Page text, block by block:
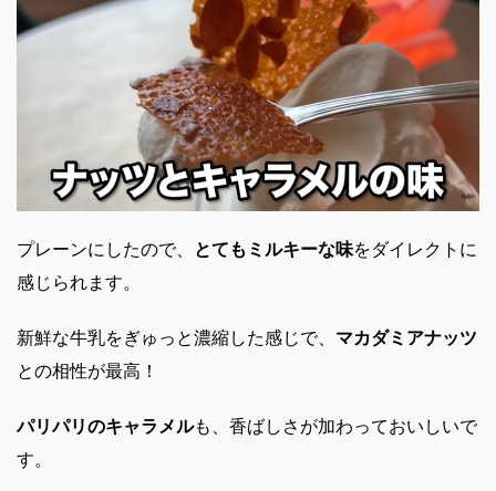
プレーンにしたので、 とてもミルキーな味をダイレクトに
感じられます。
新鮮な牛乳をぎゅっと濃縮した感じで、 マカダミアナッツ
との相性が最高！
パリパリのキャラメルも、香ばしさが加わっておいしいで
す。